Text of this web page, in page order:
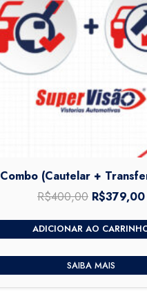
Combo (Cautelar +
R$400,00 O
original
era:
R$379,00
ADICIONAR AO
SAIBA MAIS